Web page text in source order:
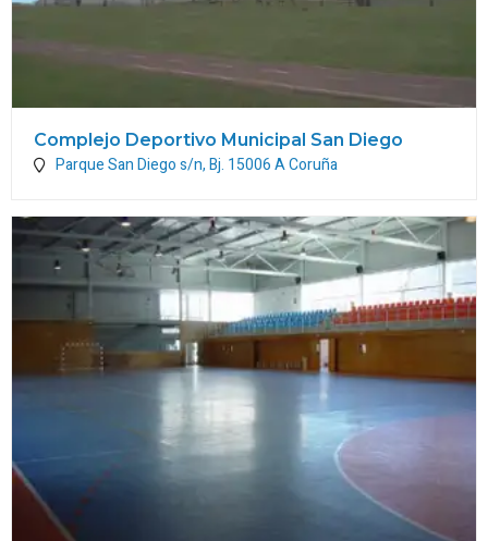
Complejo Deportivo Municipal San Diego
Parque San Diego s/n, Bj. 15006A Coruña